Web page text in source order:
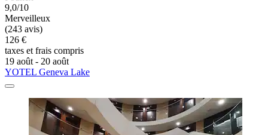
9,0/10
Merveilleux
(243 avis)
126 €
taxes et frais compris
19 août - 20 août
YOTEL Geneva Lake